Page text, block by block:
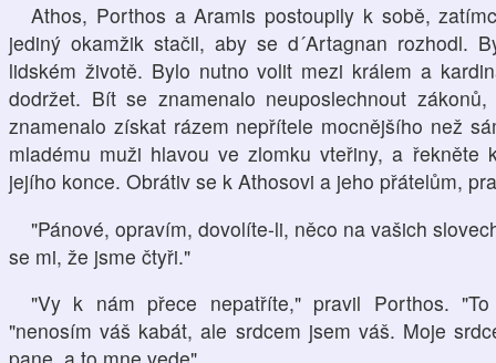
Athos, Porthos a Aramis postoupily k sobě,
jediný okamžik stačil, aby se d´Artagnan rozhodl.
lidském životě. Bylo nutno volit mezi králem a
dodržet. Bít se znamenalo neuposlechnout
znamenalo získat rázem nepřítele mocnějšího než
mladému muži hlavou ve zlomku vteřiny, a
jejího konce. Obrátiv se k Athosovi a jeho přátelům,
"Pánové, opravím, dovolíte-li, něco na vašich
se mi, že jsme čtyři."
"Vy k nám přece nepatříte," pravil Porthos.
"nenosím váš kabát, ale srdcem jsem váš. Moje